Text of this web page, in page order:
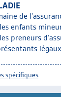
de
enfants
preneurs
spécifiques